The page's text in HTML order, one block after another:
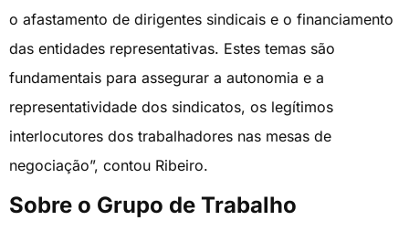
o afastamento de dirigentes sindicais e o financiamento
das entidades representativas. Estes temas são
fundamentais para assegurar a autonomia e a
representatividade dos sindicatos, os legítimos
interlocutores dos trabalhadores nas mesas de
negociação”, contou Ribeiro.
Sobre o Grupo de Trabalho